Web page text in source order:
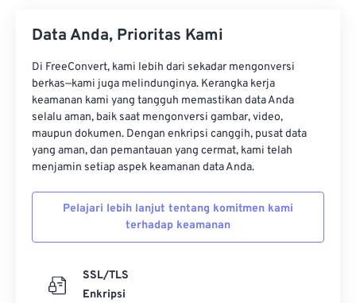
Data Anda, Prioritas Kami
Di FreeConvert, kami lebih dari sekadar mengonversi
berkas—kami juga melindunginya. Kerangka kerja
keamanan kami yang tangguh memastikan data Anda
selalu aman, baik saat mengonversi gambar, video,
maupun dokumen. Dengan enkripsi canggih, pusat data
yang aman, dan pemantauan yang cermat, kami telah
menjamin setiap aspek keamanan data Anda.
Pelajari lebih lanjut tentang komitmen kami
terhadap keamanan
SSL/TLS
Enkripsi